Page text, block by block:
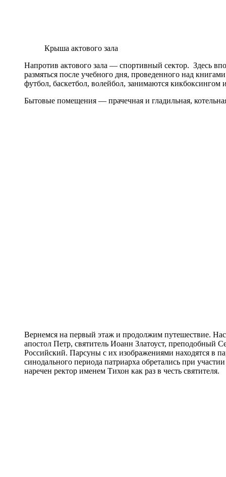
Крыша актового зала
Напротив актового зала — спортивный сектор. Здесь
размяться после учебного дня, проведенного над
футбол, баскетбол, волейбол, занимаются кикбоксингом
Бытовые помещения — прачечная и гладильная,
Вернемся на первый этаж и продолжим путешествие.
апостол Петр, святитель Иоанн Златоуст, преподобный
Российский. Парсуны с их изображениями находятся в
синодального периода патриарха обретались при
наречен ректор именем Тихон как раз в честь святителя.